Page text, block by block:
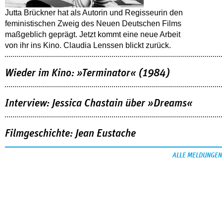
Jutta Brückner hat als Autorin und Regisseurin den
feministischen Zweig des Neuen Deutschen Films
maßgeblich geprägt. Jetzt kommt eine neue Arbeit
von ihr ins Kino. Claudia Lenssen blickt zurück.
Wieder im Kino: »Terminator« (1984)
Interview: Jessica Chastain über »Dreams«
Filmgeschichte: Jean Eustache
ALLE MELDUNGEN